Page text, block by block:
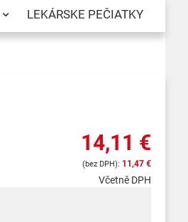
LEKÁRSKE PEČIATKY
14,11 €
11,47 €
Včetně DPH